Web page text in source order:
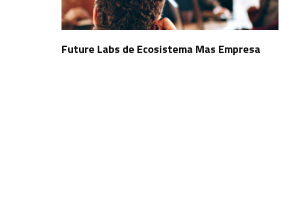
Future Labs de Ecosistema Mas Empresa